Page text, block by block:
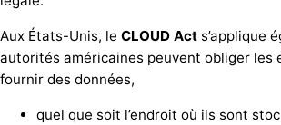
Aux États-Unis, le CLOUD Act s’applique
autorités américaines peuvent obliger les
fournir des données,
quel que soit l’endroit où ils sont